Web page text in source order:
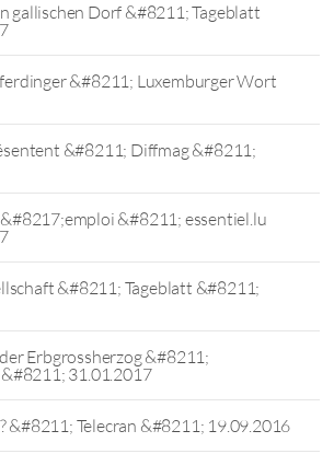
gallischen Dorf &#8211; Tageblatt
&#8211; Luxemburger Wort
&#8211; Diffmag &#8211;
&#8211; essentiel.lu
&#8211; Tageblatt &#8211;
Erbgrossherzog &#8211;
31.01.2017
&#8211; Telecran &#8211; 19.09.2016